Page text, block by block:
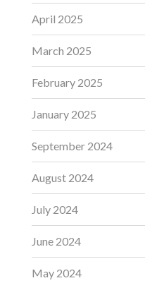
April 2025
March 2025
February 2025
January 2025
September 2024
August 2024
July 2024
June 2024
May 2024